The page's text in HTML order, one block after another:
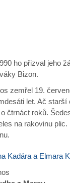
ho přizval jeho
Bizon.
zemřel 19.
let. Ač
o čtrnáct roků.
na rakovinu
Kadára a Elmara